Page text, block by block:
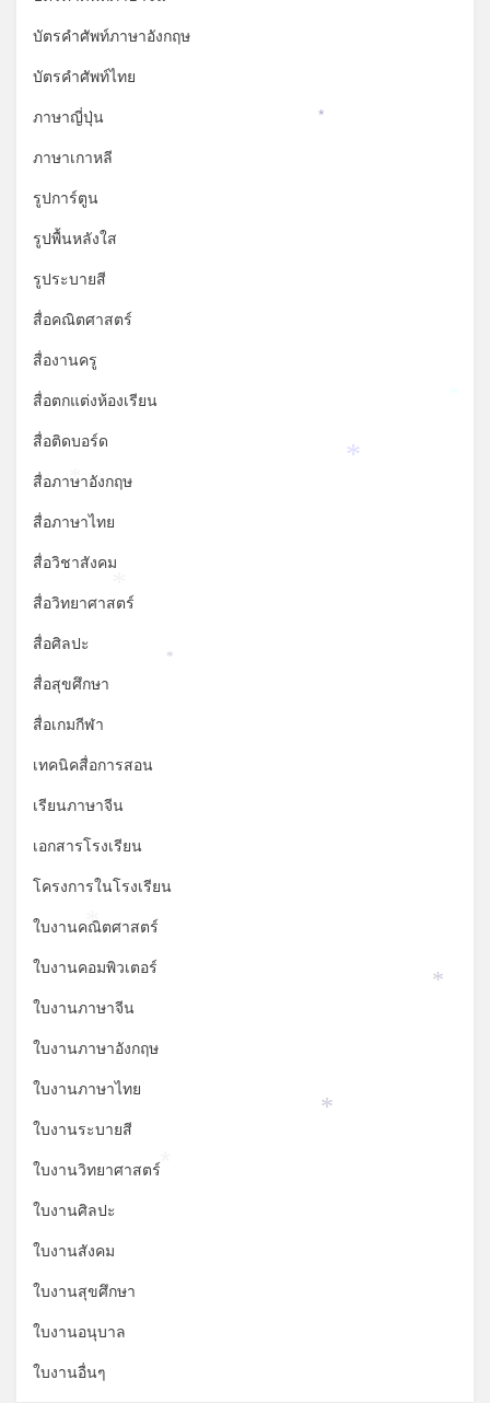
บัตรคำศัพท์ภาษาอังกฤษ
บัตรคำศัพท์ไทย
ภาษาญี่ปุ่น
ภาษาเกาหลี
รูปการ์ตูน
รูปพื้นหลังใส
รูประบายสี
สื่อคณิตศาสตร์
สื่องานครู
สื่อตกแต่งห้องเรียน
สื่อติดบอร์ด
สื่อภาษาอังกฤษ
สื่อภาษาไทย
สื่อวิชาสังคม
สื่อวิทยาศาสตร์
สื่อศิลปะ
สื่อสุขศึกษา
สื่อเกมกีฬา
เทคนิคสื่อการสอน
เรียนภาษาจีน
เอกสารโรงเรียน
โครงการในโรงเรียน
ใบงานคณิตศาสตร์
ใบงานคอมพิวเตอร์
ใบงานภาษาจีน
ใบงานภาษาอังกฤษ
ใบงานภาษาไทย
ใบงานระบายสี
ใบงานวิทยาศาสตร์
ใบงานศิลปะ
ใบงานสังคม
ใบงานสุขศึกษา
ใบงานอนุบาล
ใบงานอื่นๆ
*
*
*